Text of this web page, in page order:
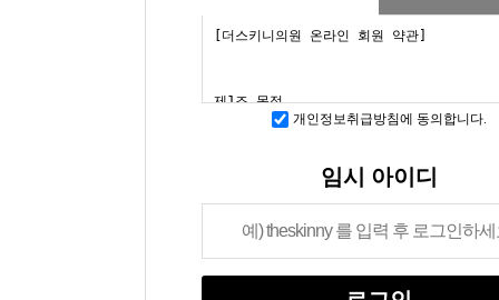
개인정보취급방침에 동의합니다.
임시 아이디